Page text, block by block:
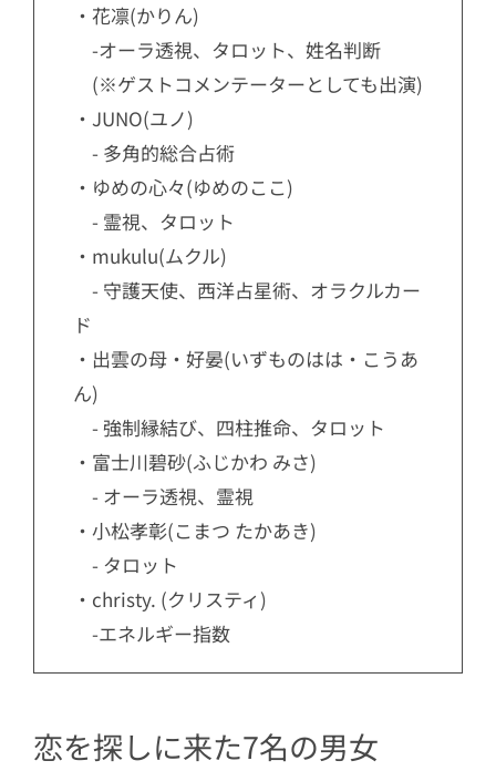
・花凛(かりん)
-オーラ透視、タロット、姓名判断
(※ゲストコメンテーターとしても出演)
・JUNO(ユノ)
- 多角的総合占術
・ゆめの心々(ゆめのここ)
- 霊視、タロット
・mukulu(ムクル)
- 守護天使、西洋占星術、オラクルカー
ド
・出雲の母・好晏(いずものはは・こうあ
ん)
- 強制縁結び、四柱推命、タロット
・富士川碧砂(ふじかわ みさ)
- オーラ透視、霊視
・小松孝彰(こまつ たかあき)
- タロット
・christy. (クリスティ)
-エネルギー指数
恋を探しに来た7名の男女